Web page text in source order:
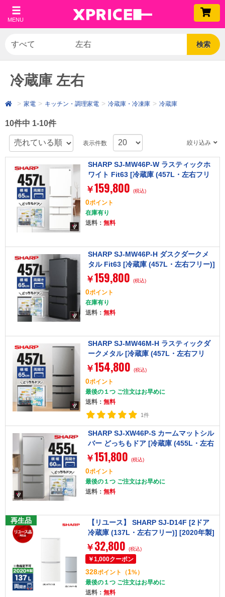
MENU
検索
冷蔵庫 左右
家電 キッチン・調理家電 冷蔵庫・冷凍庫 冷蔵庫
10件中 1-10件
表示件数 絞り込み
SHARP SJ-MW46P-W ラスティックホ
ワイト Fit63 [冷蔵庫 (457L・左右フリ
ー)]
￥159,800 (税込)
0ポイント
在庫有り
送料： 無料
SHARP SJ-MW46P-H ダスクダークメ
タル Fit63 [冷蔵庫 (457L・左右フリー)]
￥159,800 (税込)
0ポイント
在庫有り
送料： 無料
SHARP SJ-MW46M-H ラスティックダ
ークメタル [冷蔵庫 (457L・左右フリ
ー)]
￥154,800 (税込)
0ポイント
最後の１つ ご注文はお早めに
送料： 無料
1件
SHARP SJ-XW46P-S カームマットシル
バー どっちもドア [冷蔵庫 (455L・左右
フリー)]
￥151,800 (税込)
0ポイント
最後の１つ ご注文はお早めに
送料： 無料
再生品
【リユース】 SHARP SJ-D14F [2ドア
冷蔵庫 (137L・左右フリー)] [2020年製]
【色指定不可】
￥ 32,800 (税込)
328ポイント （1%）
最後の１つ ご注文はお早めに
送料： 無料